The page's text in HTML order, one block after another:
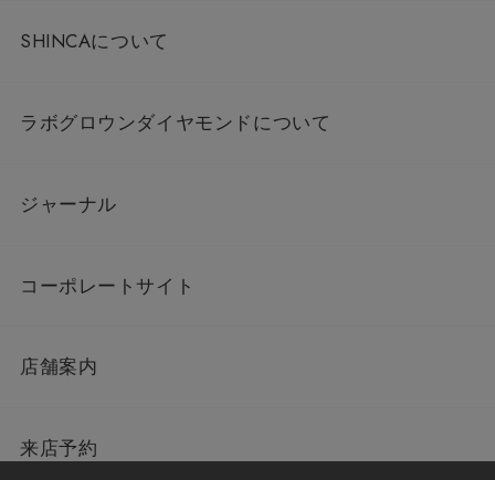
SHINCAについて
ラボグロウンダイヤモンドについて
ジャーナル
コーポレートサイト
店舗案内
来店予約